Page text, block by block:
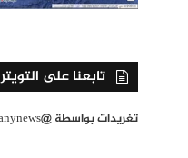
تابعنا على التويتر
تغريدات بواسطة @amranynews